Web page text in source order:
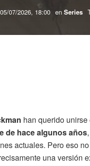
05/07/2026, 18:00 en Series
han querido unirse
de hace algunos años
actuales. Pero eso
una versión